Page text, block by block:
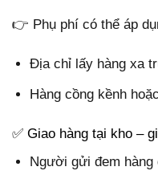
👉 Phụ phí có thể áp
Địa chỉ lấy hàng xa
Hàng cồng kềnh
✅ Giao hàng tại kho –
Người gửi đem hàng